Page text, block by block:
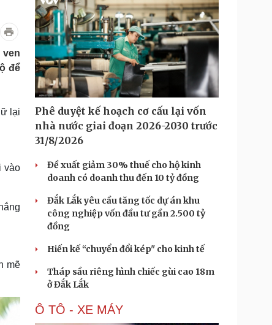
nghiệp
tin doanh nghiệp
nghiệp 24h
nhân
cộng đồng
Công nghệ
Sành điệu
Tin Công nghệ
Trải nghiệm
Chuyển đổi số
lịch
Podcast
Câu chuyện thời sự
Cửa sổ tình yêu
Kể chuyện cho bé
Hạt giống tâm hồn
ven
để
lại
vào
mẽ
Phê duyệt kế hoạch cơ cấu lại vốn
nhà nước giai đoạn 2026-2030 trước
31/8/2026
Đề xuất giảm 30% thuế cho hộ kinh
doanh có doanh thu đến 10 tỷ đồng
Đắk Lắk yêu cầu tăng tốc dự án khu
công nghiệp vốn đầu tư gần 2.500 tỷ
đồng
Hiến kế “chuyển đổi kép" cho kinh tế
Tháp sầu riêng hình chiếc gùi cao 18m
ở Đắk Lắk
Ô TÔ - XE MÁY